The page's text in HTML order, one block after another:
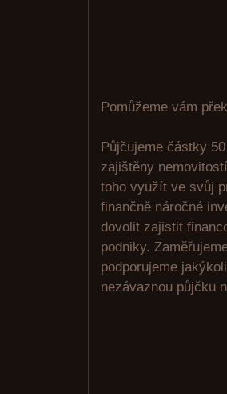
Pomůžeme vám
Půjčujeme částky
zajištěny
toho využít ve svůj
finančně náročné
dovolit zajistit
podniky.
podporujeme
nezávaznou půjčku